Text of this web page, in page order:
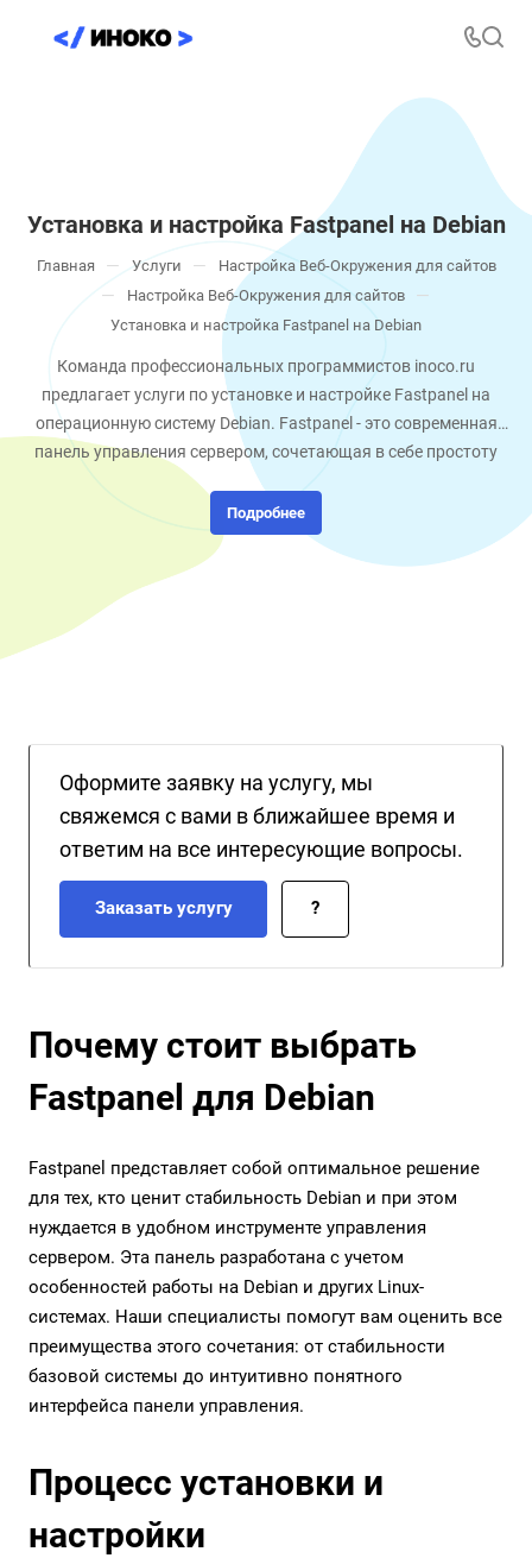
Установка и настройка Fastpanel на Debian
Главная — Услуги — Настройка Веб-Окружения для сайтов
— Настройка Веб-Окружения для сайтов —
Установка и настройка Fastpanel на Debian
Команда профессиональных программистов inoco.ru
предлагает услуги по установке и настройке Fastpanel на
операционную систему Debian. Fastpanel - это современная
панель управления сервером, сочетающая в себе простоту
использования и мощный функционал для
администрирования веб-проектов. Наши специалисты
обладают глубокими знаниями как в работе с Debian, так и в
тонкостях настройки Fastpanel, что гарантирует безупречную
Подробнее
Оформите заявку на услугу, мы
свяжемся с вами в ближайшее время и
ответим на все интересующие вопросы.
Заказать услугу ?
Почему стоит выбрать
Fastpanel для Debian
Fastpanel представляет собой оптимальное решение
для тех, кто ценит стабильность Debian и при этом
нуждается в удобном инструменте управления
сервером. Эта панель разработана с учетом
особенностей работы на Debian и других Linux-
системах. Наши специалисты помогут вам оценить все
преимущества этого сочетания: от стабильности
базовой системы до интуитивно понятного
интерфейса панели управления.
Процесс установки и
настройки